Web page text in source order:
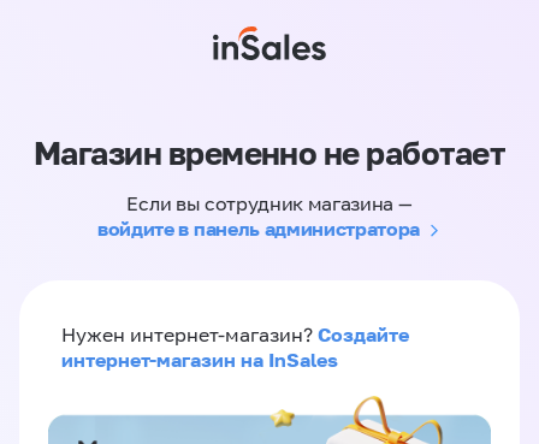
Магазин временно не работает
Если вы сотрудник магазина —
войдите в панель администратора
Нужен интернет-магазин? Создайте
интернет-магазин на InSales